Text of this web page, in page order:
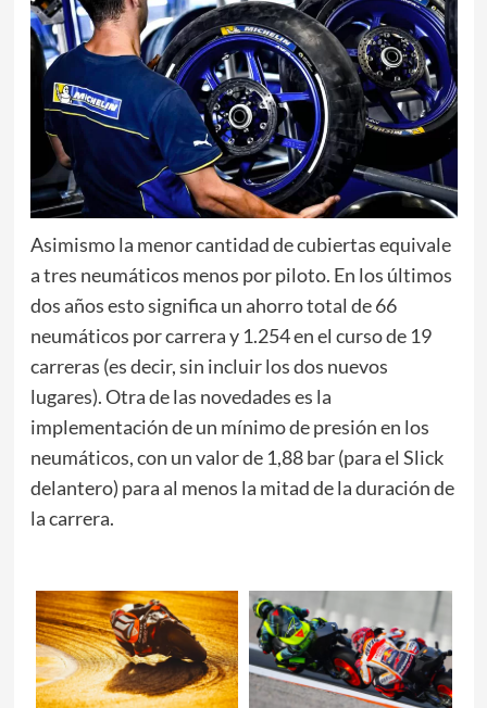
Asimismo la menor cantidad de cubiertas equivale
a tres neumáticos menos por piloto. En los últimos
dos años esto significa un ahorro total de 66
neumáticos por carrera y 1.254 en el curso de 19
carreras (es decir, sin incluir los dos nuevos
lugares). Otra de las novedades es la
implementación de un mínimo de presión en los
neumáticos, con un valor de 1,88 bar (para el Slick
delantero) para al menos la mitad de la duración de
la carrera.